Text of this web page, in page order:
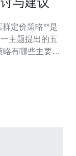
定价策略**是
主题提出的五
格，以保持竞